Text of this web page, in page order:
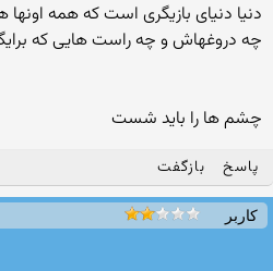
دنیا دنیای بازیگری است که همه
چه دروغهاش و چه راست هایی که
چشم ها را باید شست
پاسخ بازگفت
کاربر